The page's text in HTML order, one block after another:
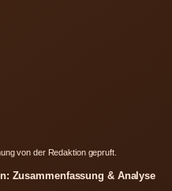
von der Redaktion gepruft.
Zusammenfassung & Analyse